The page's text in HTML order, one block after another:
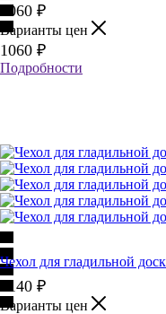
1060 ₽
Варианты цен
1060 ₽
Подробности
Чехол для гладильной
1140 ₽
Варианты цен